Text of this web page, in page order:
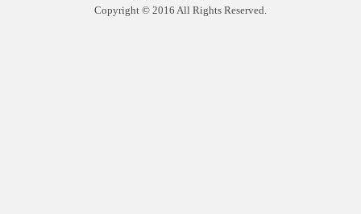
Copyright © 2016 All Rights Reserved.